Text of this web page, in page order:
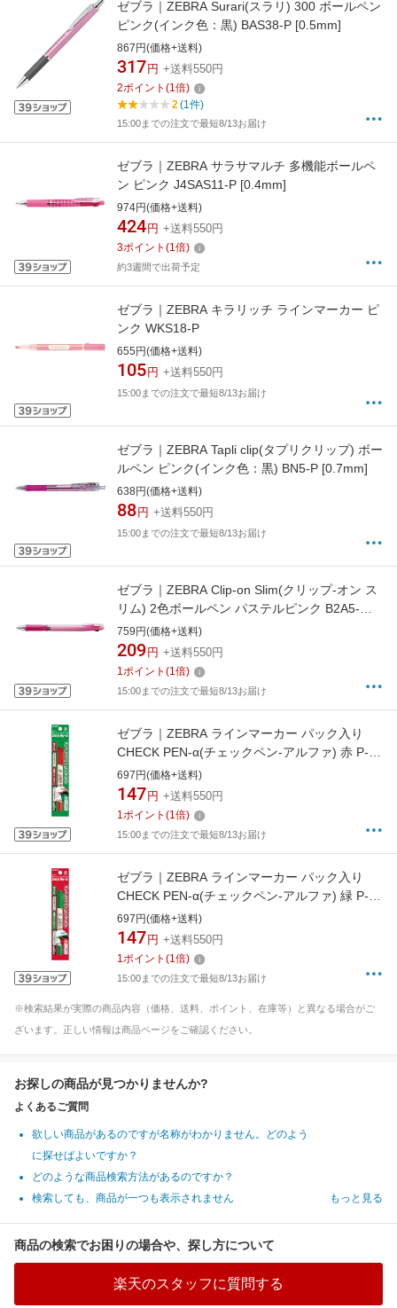
ゼブラ｜ZEBRA Surari(スラリ) 300 ボールペン
ピンク(インク色：黒) BAS38-P [0.5mm]
867円(価格+送料)
317 円 +送料550円
2ポイント (1倍)
2(1件)
15:00までの注文で最短8/13お届け
ゼブラ｜ZEBRA サラサマルチ 多機能ボールペ
ン ピンク J4SAS11-P [0.4mm]
974円(価格+送料)
424 円 +送料550円
3ポイント (1倍)
約3週間で出荷予定
ゼブラ｜ZEBRA キラリッチ ラインマーカー ピ
ンク WKS18-P
655円(価格+送料)
105 円 +送料550円
15:00までの注文で最短8/13お届け
ゼブラ｜ZEBRA Tapli clip(タプリクリップ) ボー
ルペン ピンク(インク色：黒) BN5-P [0.7mm]
638円(価格+送料)
88 円 +送料550円
15:00までの注文で最短8/13お届け
ゼブラ｜ZEBRA Clip-on Slim(クリップ-オン ス
リム) 2色ボールペン パステルピンク B2A5-WP
[0.7mm]
759円(価格+送料)
209 円 +送料550円
1ポイント (1倍)
15:00までの注文で最短8/13お届け
ゼブラ｜ZEBRA ラインマーカー パック入り
CHECK PEN-α(チェックペン-アルファ) 赤 P-
WYT20-R
697円(価格+送料)
147 円 +送料550円
1ポイント (1倍)
15:00までの注文で最短8/13お届け
ゼブラ｜ZEBRA ラインマーカー パック入り
CHECK PEN-α(チェックペン-アルファ) 緑 P-
WYT20-G
697円(価格+送料)
147 円 +送料550円
1ポイント (1倍)
15:00までの注文で最短8/13お届け
※検索結果が実際の商品内容（価格、送料、ポイント、在庫等）と異なる場合がご
ざいます。正しい情報は商品ページをご確認ください。
お探しの商品が見つかりませんか?
よくあるご質問
欲しい商品があるのですが名称がわかりません。どのよう
に探せばよいですか？
どのような商品検索方法があるのですか？
検索しても、商品が一つも表示されません
もっと見る
商品の検索でお困りの場合や、探し方について
楽天のスタッフに質問する